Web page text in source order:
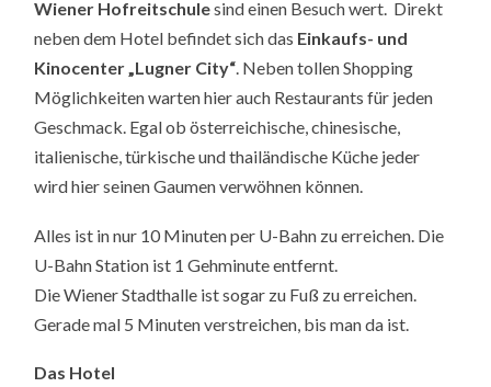
Wiener Hofreitschulesind einen Besuch wert. Direkt
neben dem Hotel befindet sich das Einkaufs- und
Kinocenter „Lugner City“. Neben tollen Shopping
Möglichkeiten warten hier auch Restaurants für jeden
Geschmack. Egal ob österreichische, chinesische,
italienische, türkische und thailändische Küche jeder
wird hier seinen Gaumen verwöhnen können.
Alles ist in nur 10 Minuten per U-Bahn zu erreichen. Die
U-Bahn Station ist 1 Gehminute entfernt.
Die Wiener Stadthalle ist sogar zu Fuß zu erreichen.
Gerade mal 5 Minuten verstreichen, bis man da ist.
Das Hotel